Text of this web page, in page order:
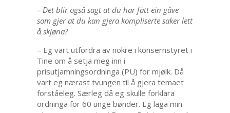
– Det blir også sagt at du har fått ein gåve
som gjer at du kan gjera kompliserte saker lett
å skjøna?
– Eg vart utfordra av nokre i konsernstyret i
Tine om å setja meg inn i
prisutjamningsordninga (PU) for mjølk. Då
vart eg nærast tvungen til å gjera temaet
forståeleg. Særleg då eg skulle forklara
ordninga for 60 unge bønder. Eg laga min